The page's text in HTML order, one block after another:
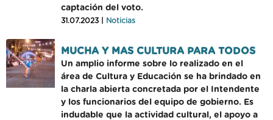
captación del voto.
31.07.2023 | Noticias
MUCHA Y MAS CULTURA PARA TODOS
Un amplio informe sobre lo realizado en el
área de Cultura y Educación se ha brindado en
la charla abierta concretada por el Intendente
y los funcionarios del equipo de gobierno. Es
indudable que la actividad cultural, el apoyo a